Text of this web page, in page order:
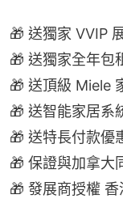
🎁 送獨家 VVIP
🎁 送獨家全年包
🎁 送頂級 Miele
🎁 送智能家居系
🎁 送特長付款優
🎁 保證與加拿大
🎁 發展商授權